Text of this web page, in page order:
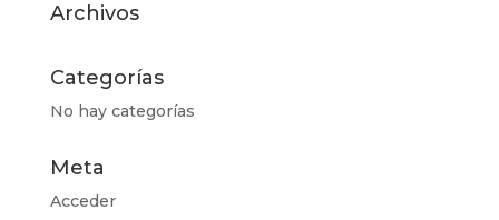
Archivos
Categorías
No hay categorías
Meta
Acceder